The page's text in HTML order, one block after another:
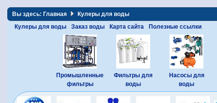
Вы здесь: Главная
Кулеры для воды
Кулеры для воды
Заказ воды Карта сайта Полезные ссылки
Промышленные
фильтры
Фильтры для
воды
Насосы для
воды